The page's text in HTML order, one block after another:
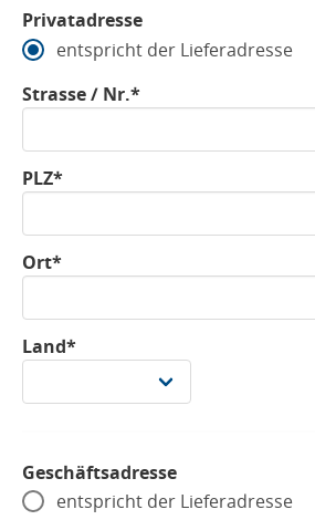
Privatadresse
entspricht der Lieferadresse
Strasse / Nr.*
PLZ*
Ort*
Land*
Geschäftsadresse
entspricht der Lieferadresse